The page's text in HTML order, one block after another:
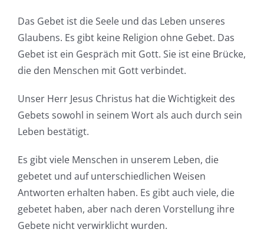
Das Gebet ist die Seele und das Leben unseres
Glaubens. Es gibt keine Religion ohne Gebet. Das
Gebet ist ein Gespräch mit Gott. Sie ist eine Brücke,
die den Menschen mit Gott verbindet.
Unser Herr Jesus Christus hat die Wichtigkeit des
Gebets sowohl in seinem Wort als auch durch sein
Leben bestätigt.
Es gibt viele Menschen in unserem Leben, die
gebetet und auf unterschiedlichen Weisen
Antworten erhalten haben. Es gibt auch viele, die
gebetet haben, aber nach deren Vorstellung ihre
Gebete nicht verwirklicht wurden.